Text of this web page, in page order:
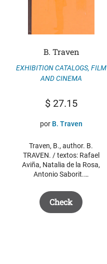
B. Traven
EXHIBITION CATALOGS, FILM
AND CINEMA
$27.15
por B. Traven
Traven, B., author. B.
TRAVEN. / textos: Rafael
Aviña, Natalia de la Rosa,
Antonio Saborit.…
Check